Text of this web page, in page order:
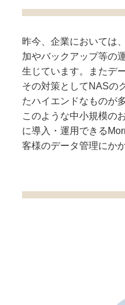
昨今、企業においては
加やバックアップ等の
生じています。またデ
その対策としてNASの
たハイエンドなものが
このような中小規模の
に導入・運用できる
客様のデータ管理にか